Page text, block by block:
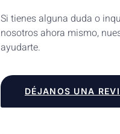
Si tienes alguna duda o
nosotros ahora mismo,
ayudarte.
DÉJANOS UNA